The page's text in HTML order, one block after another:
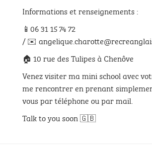
Informations et renseignements :
📱06 31 15 74 72
/ ✉️
🏠 10 rue des Tulipes à Chenôve
Venez visiter ma mini school avec
me rencontrer en prenant
vous par téléphone ou par mail.
Talk to you soon 🇬🇧